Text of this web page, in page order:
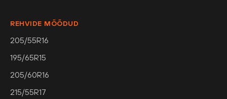
REHVIDE MÕÕDUD
205/55R16
195/65R15
205/60R16
215/55R17